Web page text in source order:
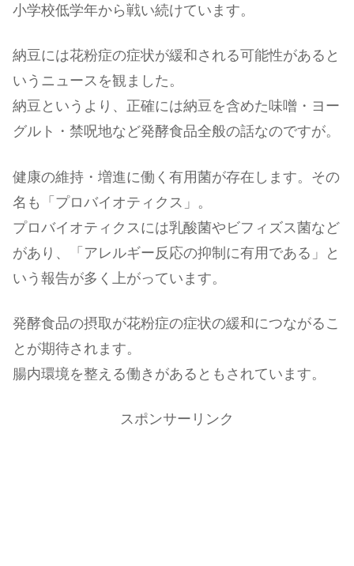
小学校低学年から戦い続けています。
納豆には花粉症の症状が緩和される可能性があると
いうニュースを観ました。
納豆というより、正確には納豆を含めた味噌・ヨー
グルト・禁呪地など発酵食品全般の話なのですが。
健康の維持・増進に働く有用菌が存在します。その
名も「プロバイオティクス」。
プロバイオティクスには乳酸菌やビフィズス菌など
があり、「アレルギー反応の抑制に有用である」と
いう報告が多く上がっています。
発酵食品の摂取が花粉症の症状の緩和につながるこ
とが期待されます。
腸内環境を整える働きがあるともされています。
スポンサーリンク